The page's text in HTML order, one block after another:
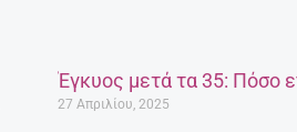
Έγκυος μετά τα 35: Πόσο
27 Απριλίου, 2025